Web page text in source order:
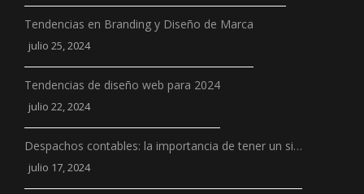
Tendencias en Branding y Diseño de Marca
julio 25, 2024
Tendencias de diseño web para 2024
julio 22, 2024
Despachos contables: la importancia de tener un si…
julio 17, 2024